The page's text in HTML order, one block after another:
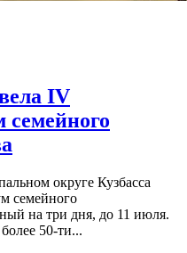
IV
округе Кузбасса
семейного
на три дня, до 11 июля.
50-ти...